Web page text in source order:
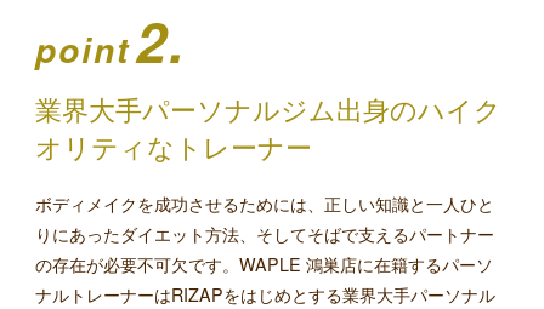
point2.
業界大手パーソナルジム出身のハイク
オリティなトレーナー
ボディメイクを成功させるためには、正しい知識と一人ひと
りにあったダイエット方法、そしてそばで支えるパートナー
の存在が必要不可欠です。WAPLE 鴻巣店に在籍するパーソ
ナルトレーナーはRIZAPをはじめとする業界大手パーソナル